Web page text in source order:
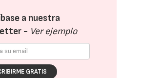
a nuestra
- Ver ejemplo
GRATIS